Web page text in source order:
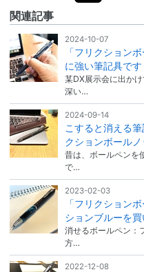
関連記事
2024-10-07
「フリクション
に強い筆記具です
某DX展示会に出か
深い…
2024-09-14
こすると消える
クションボール
昔は、ボールペンを
で…
2023-02-03
「フリクション
ションブルーを
消せるボールペン：
方…
2022-12-08